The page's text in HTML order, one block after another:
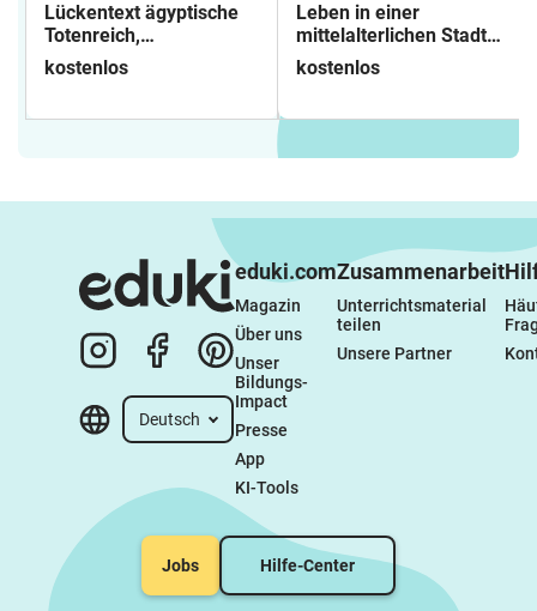
Lückentext ägyptische
Totenreich,
Anfangsunterricht
kostenlos
Leben in einer
mittelalterlichen Stadt
Gruppenpuzzle Kl. 7
kostenlos
Deutsch
eduki.com
Magazin
Über uns
Unser
Bildungs-
Impact
Presse
App
KI-Tools
Zusammenarbeit
Unterrichtsmaterial
teilen
Unsere Partner
Jobs Hilfe-Center